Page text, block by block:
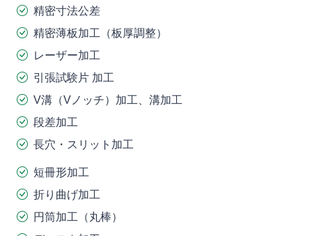
精密寸法公差
精密薄板加工（板厚調整）
レーザー加工
引張試験片 加工
V溝（Vノッチ）加工、溝加工
段差加工
長穴・スリット加工
短冊形加工
折り曲げ加工
円筒加工（丸棒）